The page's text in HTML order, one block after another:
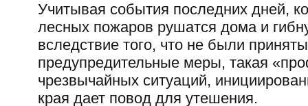
Учитывая события последних дней,
лесных пожаров рушатся дома и
вследствие того, что не были приняты
предупредительные меры, такая
чрезвычайных ситуаций,
края дает повод для утешения.